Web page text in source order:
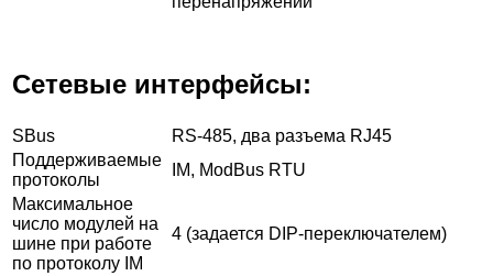
Сетевые интерфейсы:
SBus
RS-485, два разъема RJ45
Поддерживаемые
протоколы
IM, ModBus RTU
Максимальное
число модулей на
шине при работе
по протоколу IM
4 (задается DIP-переключателем)